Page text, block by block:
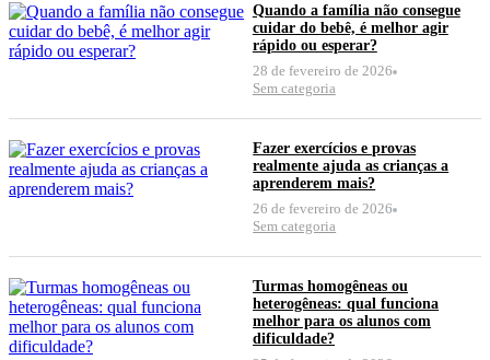
Quando a família não consegue
cuidar do bebê, é melhor agir
rápido ou esperar?
28 de fevereiro de 2026
Sem categoria
Fazer exercícios e provas
realmente ajuda as crianças a
aprenderem mais?
26 de fevereiro de 2026
Sem categoria
Turmas homogêneas ou
heterogêneas: qual funciona
melhor para os alunos com
dificuldade?